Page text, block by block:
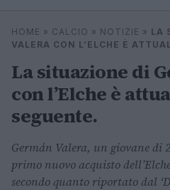
Cerca
HOME » CALCIO » NOTIZIE » LA
VALERA CON L’ELCHE È
La situazione di
con l’Elche è
seguente.
Germán Valera, un giovane di
primo nuovo acquisto
secondo quanto riportato dal